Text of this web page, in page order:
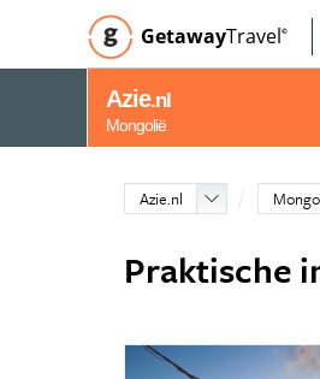
GetawayTravel©
Azie.nl
Mongolië
Azie.nl
Praktische